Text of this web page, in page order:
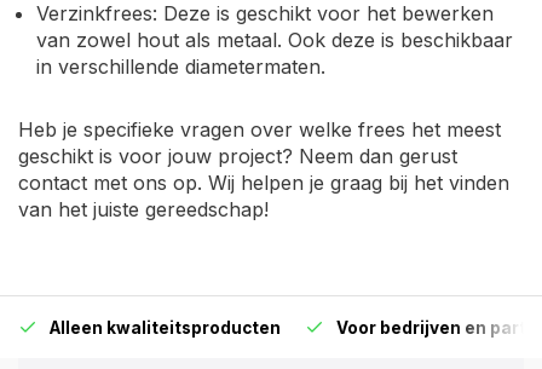
Verzinkfrees: Deze is geschikt voor het bewerken
van zowel hout als metaal. Ook deze is beschikbaar
in verschillende diametermaten.
Heb je specifieke vragen over welke frees het meest
geschikt is voor jouw project? Neem dan gerust
contact met ons op. Wij helpen je graag bij het vinden
van het juiste gereedschap!
Alleen kwaliteitsproducten Voor bedrijven en